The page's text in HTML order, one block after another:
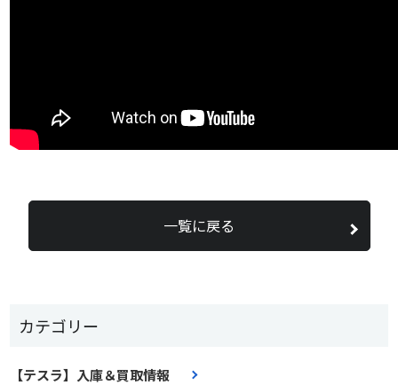
カテゴリー
【テスラ】入庫＆買取情報
一覧に戻る